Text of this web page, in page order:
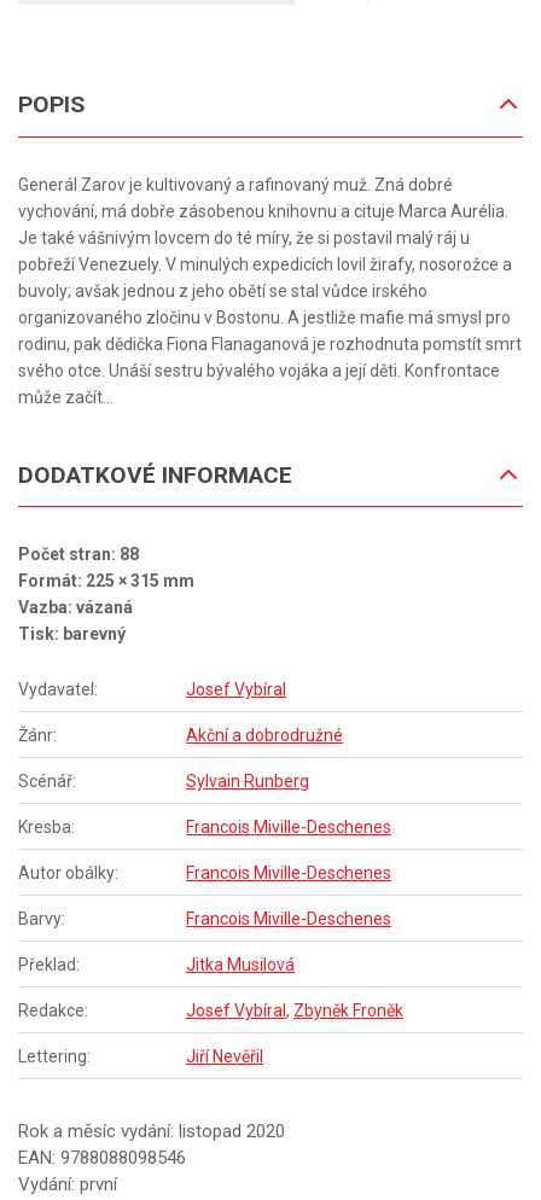
POPIS
Generál Zarov je kultivovaný a rafinovaný muž. Zná dobré
vychování, má dobře zásobenou knihovnu a cituje Marca Aurélia.
Je také vášnivým lovcem do té míry, že si postavil malý ráj u
pobřeží Venezuely. V minulých expedicích lovil žirafy, nosorožce a
buvoly; avšak jednou z jeho obětí se stal vůdce irského
organizovaného zločinu v Bostonu. A jestliže mafie má smysl pro
rodinu, pak dědička Fiona Flanaganová je rozhodnuta pomstít smrt
svého otce. Unáší sestru bývalého vojáka a její děti. Konfrontace
může začít...
DODATKOVÉ INFORMACE
Počet stran: 88
Formát: 225 × 315 mm
Vazba: vázaná
Tisk: barevný
Vydavatel: Josef Vybíral
Žánr: Akční a dobrodružné
Scénář: Sylvain Runberg
Kresba: Francois Miville-Deschenes
Autor obálky: Francois Miville-Deschenes
Barvy: Francois Miville-Deschenes
Překlad: Jitka Musilová
Redakce: Josef Vybíral, Zbyněk Froněk
Lettering: Jiří Nevěřil
Rok a měsíc vydání: listopad 2020
EAN: 9788088098546
Vydání: první